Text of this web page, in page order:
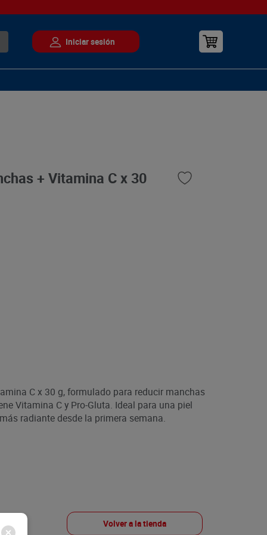
+ Vitamina C x 30
C x 30 g, formulado para reducir manchas
Vitamina C y Pro-Gluta. Ideal para una piel
radiante desde la primera semana.
Volver a la tienda